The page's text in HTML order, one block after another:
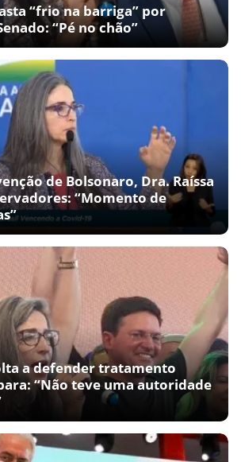
“frio na barriga” por
“Pé no chão”
de Bolsonaro, Dra. Raíssa
“Momento de
a defender tratamento
“Não teve uma autoridade